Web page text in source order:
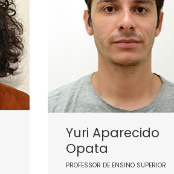
Yuri Aparecido
Opata
PROFESSOR DE ENSINO SUPERIOR